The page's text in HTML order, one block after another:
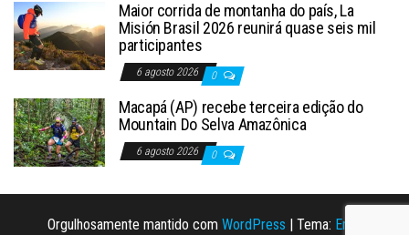
Maior corrida de montanha do país, La
Misión Brasil 2026 reunirá quase seis mil
participantes
6 agosto 2026 0
Macapá (AP) recebe terceira edição do
Mountain Do Selva Amazônica
6 agosto 2026 0
Orgulhosamente mantido com WordPress Tema: Envo